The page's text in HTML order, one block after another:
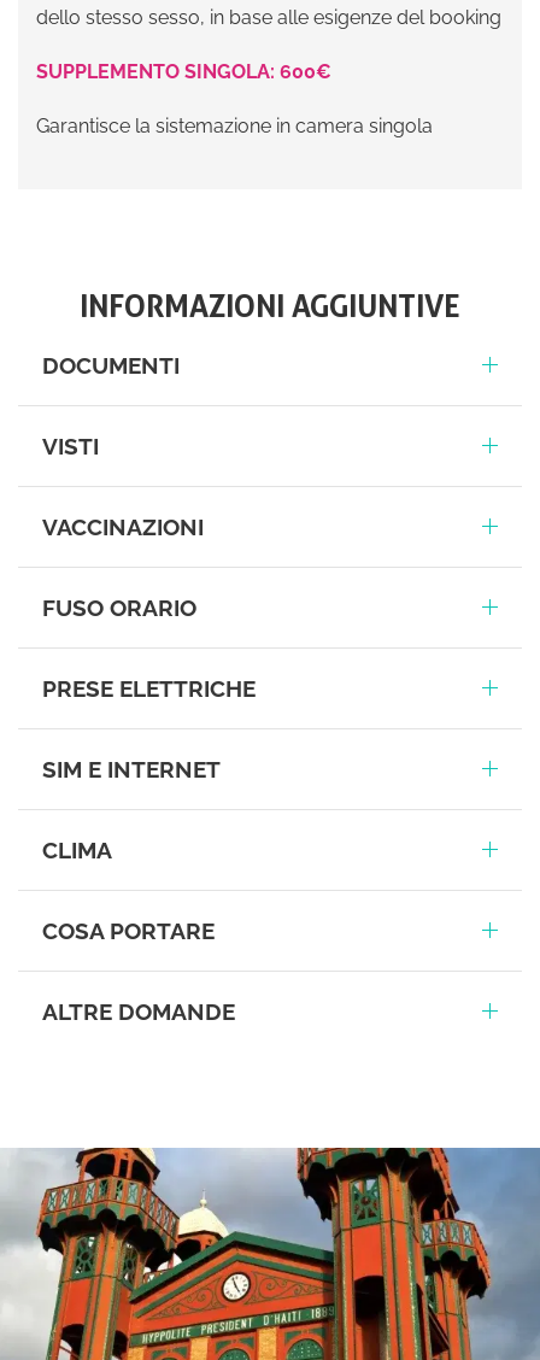
dello stesso sesso, in base alle esigenze del booking
SUPPLEMENTO SINGOLA: 600€
Garantisce la sistemazione in camera singola
INFORMAZIONI AGGIUNTIVE
DOCUMENTI
VISTI
VACCINAZIONI
FUSO ORARIO
PRESE ELETTRICHE
SIM E INTERNET
CLIMA
COSA PORTARE
ALTRE DOMANDE